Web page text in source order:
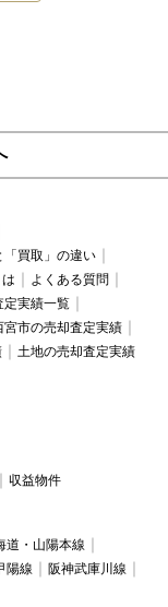
「買取」の違い
よくある質問
定実績一覧
宮市の売却査定実績
土地の売却査定実績
収益物件
道・山陽本線
陽線
阪神武庫川線